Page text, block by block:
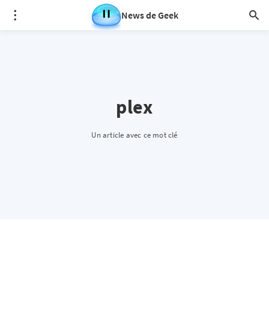
News de Geek
plex
Un article avec ce mot clé